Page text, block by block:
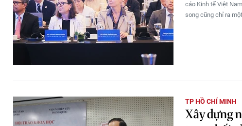
cáo Kinh tế Việt
song cũng chỉ ra
TP HỒ CHÍ MINH
Xây dựng